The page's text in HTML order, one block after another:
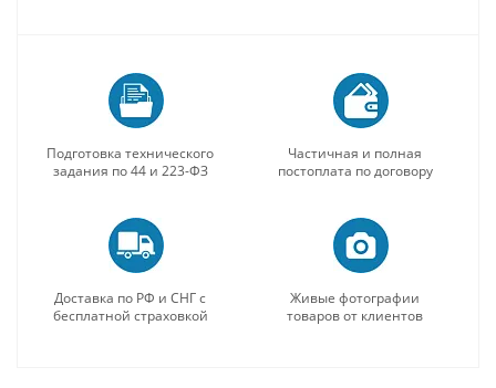
Подготовка технического
задания по 44 и 223-ФЗ
Частичная и полная
постоплата по договору
Доставка по РФ и СНГ с
бесплатной страховкой
Живые фотографии
товаров от клиентов